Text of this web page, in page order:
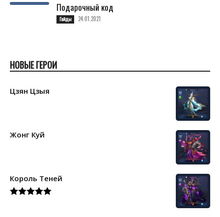
Подарочный код
Гайды 24.01.2021
НОВЫЕ ГЕРОИ
Цзян Цзыя
Жонг Куй
Король Теней